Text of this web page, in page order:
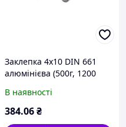
Заклепка 4х10 DIN 661
алюмінієва (500г, 1200
SL11.84298
В наявності
384.06₴